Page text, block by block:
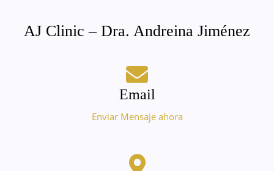
AJ Clinic – Dra. Andreina Jiménez
Email
Enviar Mensaje ahora